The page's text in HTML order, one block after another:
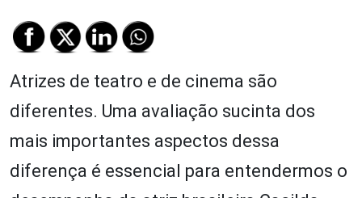
Atrizes de teatro e de cinema são
diferentes. Uma avaliação sucinta dos
mais importantes aspectos dessa
diferença é essencial para entendermos o